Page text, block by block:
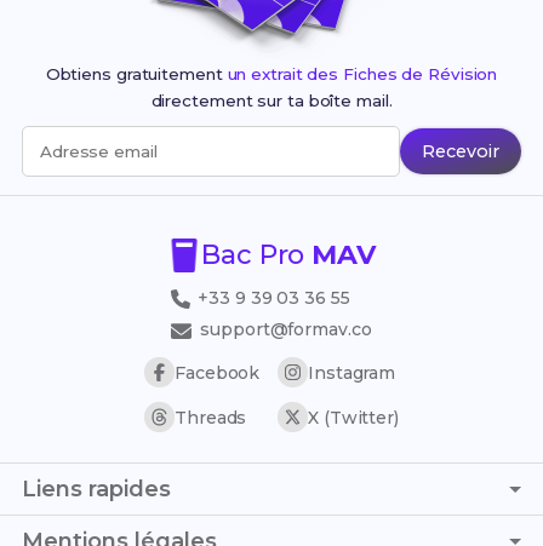
Obtiens gratuitement un extrait des Fiches de Révision
directement sur ta boîte mail.
Adresse email Recevoir
Bac Pro MAV
+33 9 39 03 36 55
support@formav.co
Facebook
Instagram
Threads X (Twitter)
Liens rapides
Page d'accueil